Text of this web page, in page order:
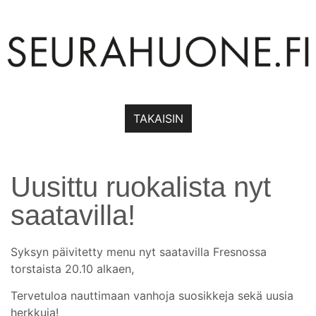
TAKAISIN
Uusittu ruokalista nyt
saatavilla!
Syksyn päivitetty menu nyt saatavilla Fresnossa
torstaista 20.10 alkaen,
Tervetuloa nauttimaan vanhoja suosikkeja sekä uusia
herkkuja!